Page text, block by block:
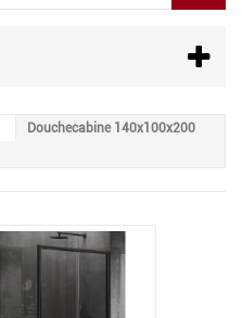
Douchecabine 140x100x200